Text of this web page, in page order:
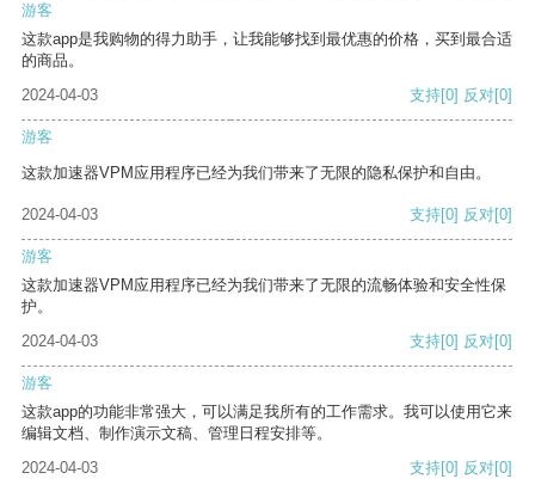
游客
这款app是我购物的得力助手，让我能够找到最优惠的价格，买到最合适
的商品。
2024-04-03
支持[0] 反对[0]
游客
这款加速器VPM应用程序已经为我们带来了无限的隐私保护和自由。
2024-04-03 支持[0] 反对[0]
游客
这款加速器VPM应用程序已经为我们带来了无限的流畅体验和安全性保
护。
2024-04-03
支持[0] 反对[0]
游客
这款app的功能非常强大，可以满足我所有的工作需求。我可以使用它来
编辑文档、制作演示文稿、管理日程安排等。
2024-04-03
支持[0] 反对[0]